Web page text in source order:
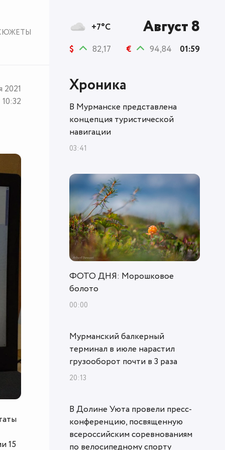
2021
10:32
15
+7°C Август 8
$ 82,17 € 94,84 01:59
Хроника
В Мурманске представлена
концепция туристической
навигации
03:41
ФОТО ДНЯ: Морошковое
болото
00:00
Мурманский балкерный
терминал в июле нарастил
грузооборот почти в 3 раза
20:13
В Долине Уюта провели пресс-
конференцию, посвященную
всероссийским соревнованиям
по велосипедному спорту